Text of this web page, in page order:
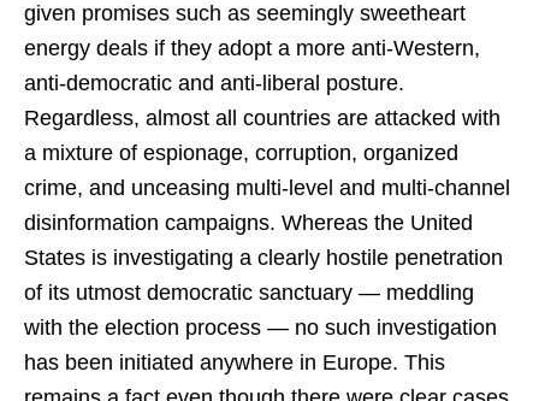
given promises such as seemingly sweetheart
energy deals if they adopt a more anti-Western,
anti-democratic and anti-liberal posture.
Regardless, almost all countries are attacked with
a mixture of espionage, corruption, organized
crime, and unceasing multi-level and multi-channel
disinformation campaigns. Whereas the United
States is investigating a clearly hostile penetration
of its utmost democratic sanctuary — meddling
with the election process — no such investigation
has been initiated anywhere in Europe. This